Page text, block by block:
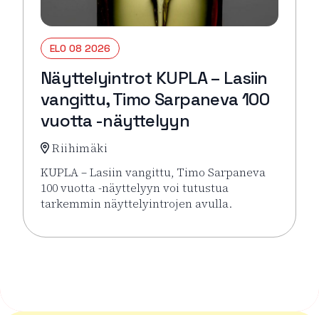
ELO 08 2026
Näyttelyintrot KUPLA – Lasiin
vangittu, Timo Sarpaneva 100
vuotta -näyttelyyn
Riihimäki
KUPLA – Lasiin vangittu, Timo Sarpaneva
100 vuotta -näyttelyyn voi tutustua
tarkemmin näyttelyintrojen avulla.
Lue lisää tapahtumasta Näyttelyintrot KUPLA –